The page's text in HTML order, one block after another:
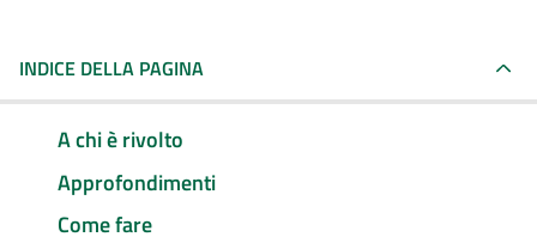
INDICE DELLA PAGINA
A chi è rivolto
Approfondimenti
Come fare